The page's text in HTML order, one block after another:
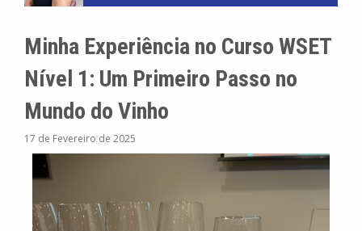
Minha Experiência no Curso WSET
Nível 1: Um Primeiro Passo no
Mundo do Vinho
17 de Fevereiro de 2025